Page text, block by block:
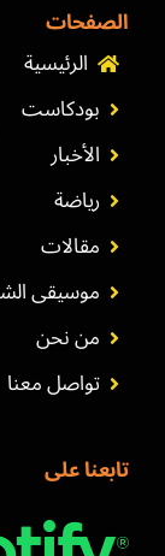
الصفحات
الرئيسية
بودكاست
الأخبار
رياضة
مقالات
موسيقى
من نحن
تواصل معنا
تابعنا على